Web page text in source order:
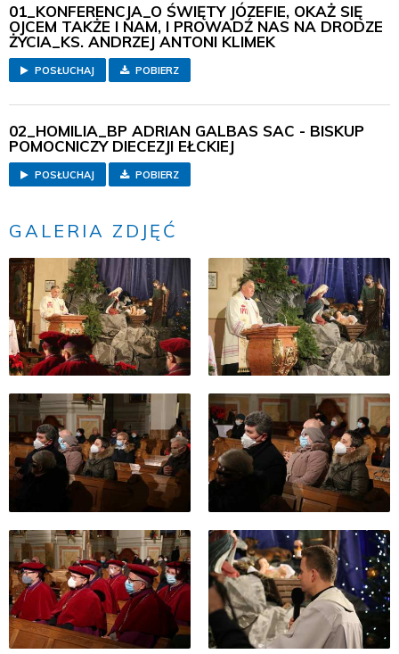
01_KONFERENCJA_O ŚWIĘTY JÓZEFIE, OKAŻ SIĘ
OJCEM TAKŻE I NAM, I PROWADŹ NAS NA DRODZE
ŻYCIA_KS. ANDRZEJ ANTONI KLIMEK
POSŁUCHAJ POBIERZ
02_HOMILIA_BP ADRIAN GALBAS SAC - BISKUP
POMOCNICZY DIECEZJI EŁCKIEJ
POSŁUCHAJ POBIERZ
GALERIA ZDJĘĆ